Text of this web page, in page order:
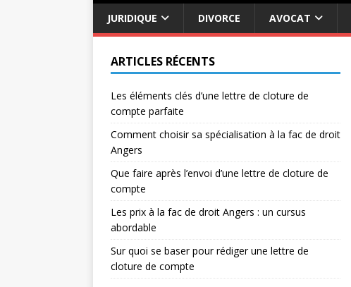
JURIDIQUE DIVORCE AVOCAT
ARTICLES RÉCENTS
Les éléments clés d’une lettre de cloture de
compte parfaite
Comment choisir sa spécialisation à la fac de droit
Angers
Que faire après l’envoi d’une lettre de cloture de
compte
Les prix à la fac de droit Angers : un cursus
abordable
Sur quoi se baser pour rédiger une lettre de
cloture de compte